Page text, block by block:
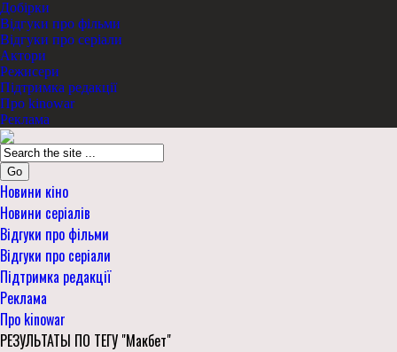
Добірки
Відгуки про фільми
Відгуки про серіали
Актори
Режисери
Підтримка редакції
Про kinowar
Реклама
Go
Новини кіно
Новини серіалів
Відгуки про фільми
Відгуки про серіали
Підтримка редакції
Реклама
Про kinowar
РЕЗУЛЬТАТЫ ПО ТЕГУ "Макбет"